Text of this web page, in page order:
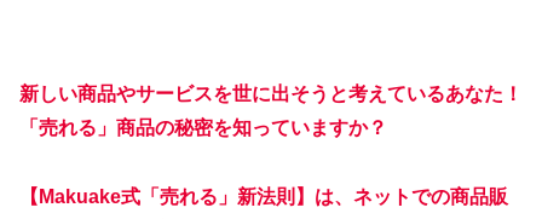
新しい商品やサービスを世に出そうと考えているあなた！
「売れる」商品の秘密を知っていますか？
【Makuake式「売れる」新法則】は、ネットでの商品販